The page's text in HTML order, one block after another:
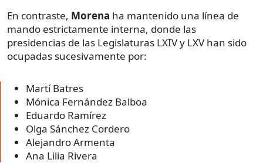
En contraste, Morena ha mantenido una línea de
mando estrictamente interna, donde las
presidencias de las Legislaturas LXIV y LXV han sido
ocupadas sucesivamente por:
Martí Batres
Mónica Fernández Balboa
Eduardo Ramírez
Olga Sánchez Cordero
Alejandro Armenta
Ana Lilia Rivera